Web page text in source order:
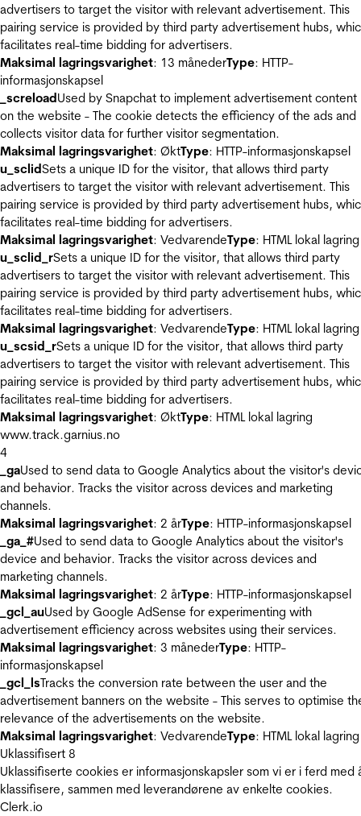
advertisers to target the visitor with relevant advertisement. This
pairing service is provided by third party advertisement hubs,
facilitates real-time bidding for advertisers.
Maksimal lagringsvarighet: 13 månederType: HTTP-
informasjonskapsel
_screloadUsed by Snapchat to implement advertisement content
on the website - The cookie detects the efficiency of the ads and
collects visitor data for further visitor segmentation.
Maksimal lagringsvarighet: ØktType: HTTP-informasjonskapsel
u_sclidSets a unique ID for the visitor, that allows third party
advertisers to target the visitor with relevant advertisement. This
pairing service is provided by third party advertisement hubs,
facilitates real-time bidding for advertisers.
Maksimal lagringsvarighet: VedvarendeType: HTML lokal lagring
u_sclid_rSets a unique ID for the visitor, that allows third party
advertisers to target the visitor with relevant advertisement. This
pairing service is provided by third party advertisement hubs,
facilitates real-time bidding for advertisers.
Maksimal lagringsvarighet: VedvarendeType: HTML lokal lagring
u_scsid_rSets a unique ID for the visitor, that allows third party
advertisers to target the visitor with relevant advertisement. This
pairing service is provided by third party advertisement hubs,
facilitates real-time bidding for advertisers.
Maksimal lagringsvarighet: ØktType: HTML lokal lagring
www.track.garnius.no
4
_gaUsed to send data to Google Analytics about the visitor's
and behavior. Tracks the visitor across devices and marketing
channels.
Maksimal lagringsvarighet: 2 årType: HTTP-informasjonskapsel
_ga_#Used to send data to Google Analytics about the visitor's
device and behavior. Tracks the visitor across devices and
marketing channels.
Maksimal lagringsvarighet: 2 årType: HTTP-informasjonskapsel
_gcl_auUsed by Google AdSense for experimenting with
advertisement efficiency across websites using their services.
Maksimal lagringsvarighet: 3 månederType: HTTP-
informasjonskapsel
_gcl_lsTracks the conversion rate between the user and the
advertisement banners on the website - This serves to optimise
relevance of the advertisements on the website.
Maksimal lagringsvarighet: VedvarendeType: HTML lokal lagring
Uklassifisert 8
Uklassifiserte cookies er informasjonskapsler som vi er i ferd med
klassifisere, sammen med leverandørene av enkelte cookies.
Clerk.io